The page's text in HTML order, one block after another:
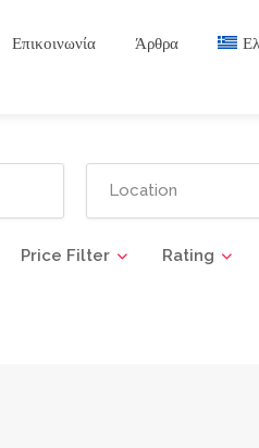
Επικοινωνία Άρθρα
Price Filter Rating